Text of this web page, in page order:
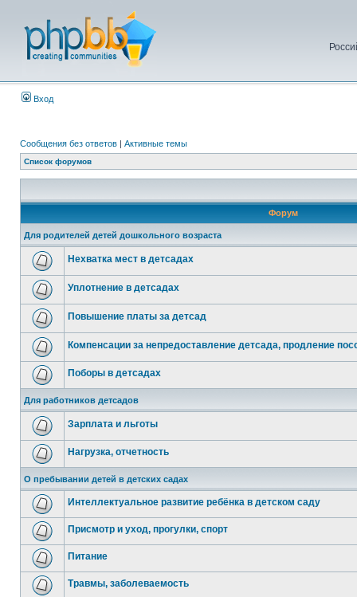
Вход
Сообщения без ответов | Активные темы
Список форумов
Форум
Для родителей детей дошкольного возраста
Нехватка мест в детсадах
Уплотнение в детсадах
Повышение платы за детсад
Компенсации за непредоставление детсада, продление
Поборы в детсадах
Для работников детсадов
Зарплата и льготы
Нагрузка, отчетность
О пребывании детей в детских садах
Интеллектуальное развитие ребёнка в детском саду
Присмотр и уход, прогулки, спорт
Питание
Травмы, заболеваемость